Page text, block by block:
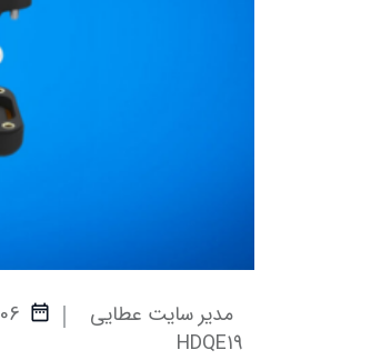
مدیر سایت عطایی 06 دی
HDQE19